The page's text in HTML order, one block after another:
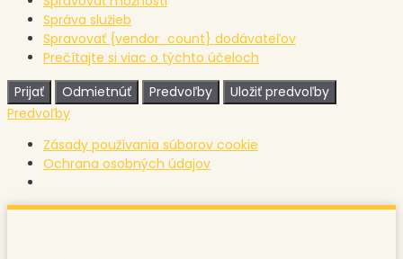
Správa služieb
Spravovať {vendor_count} dodávateľov
Prečítajte si viac o týchto účeloch
Prijať
Odmietnúť Predvoľby
Uložiť predvoľby
Predvoľby
Zásady používania súborov cookie
Ochrana osobných údajov
Preskočiť